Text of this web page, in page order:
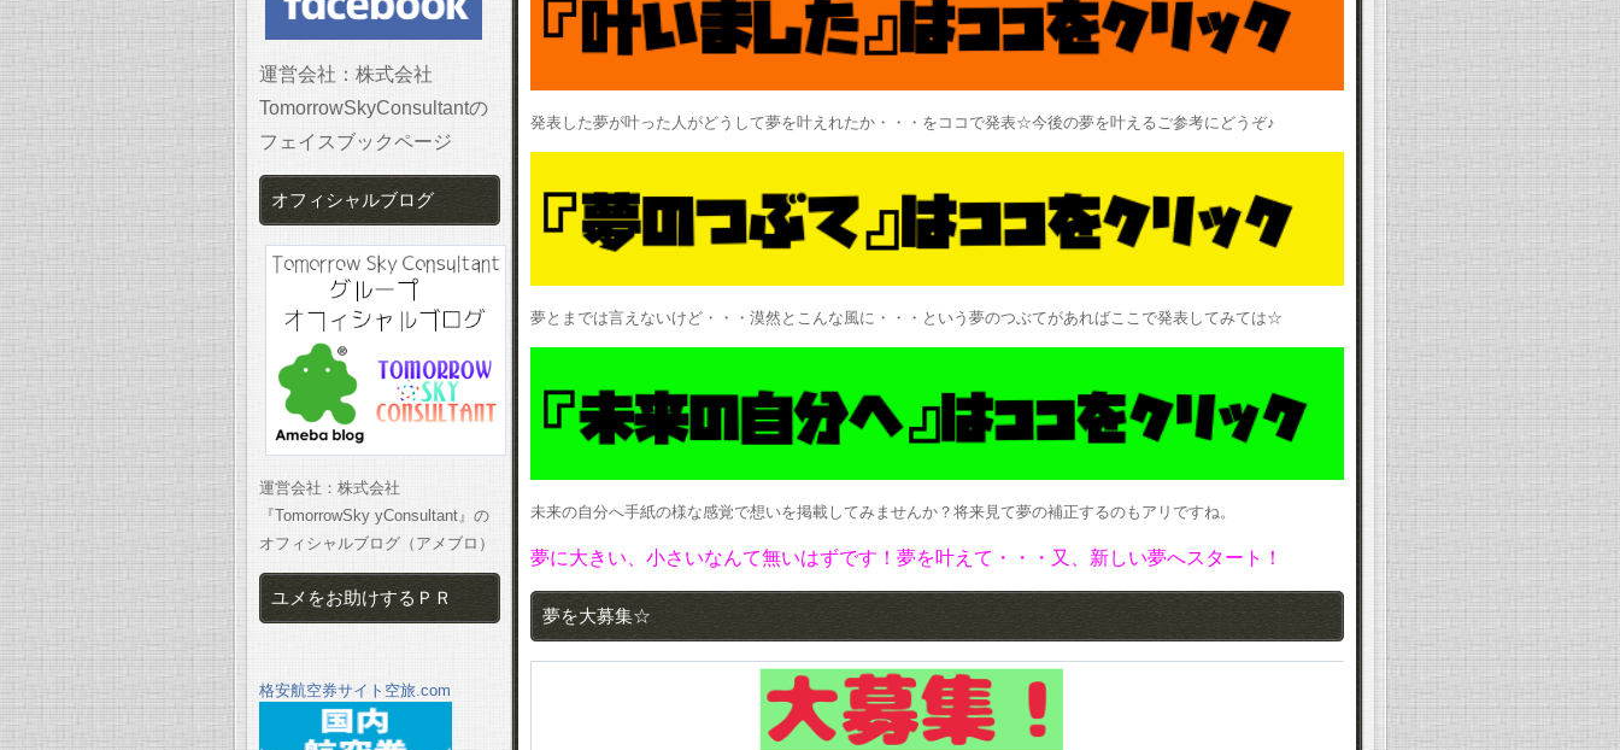
発表した夢が叶った人がどうして夢を叶えれたか・・・をココで発表☆今後の夢を叶えるご参考にどうぞ♪
夢とまでは言えないけど・・・漠然とこんな風に・・・という夢のつぶてがあればここで発表してみては☆
未来の自分へ手紙の様な感覚で想いを掲載してみませんか？将来見て夢の補正するのもアリですね。
夢に大きい、小さいなんて無いはずです！夢を叶えて・・・又、新しい夢へスタート！
夢を大募集☆
運営会社：株式会社
TomorrowSkyConsultantの
フェイスブックページ
オフィシャルブログ
運営会社：株式会社
『TomorrowSky yConsultant』の
オフィシャルブログ（アメブロ）
ユメをお助けするＰＲ
格安航空券サイト空旅.com